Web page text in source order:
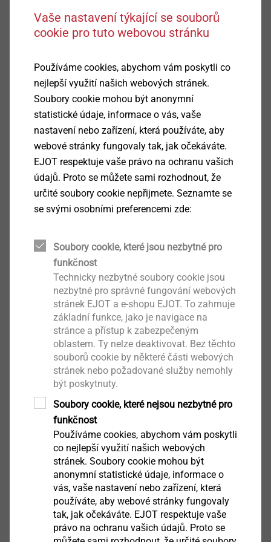
aluminium. To combat this competition, the steel
industry has recently developed a new range of
materials, such as ultra-high-strength steels, which are
automotive industry. These materials exhibit very high
strengths while also having good formability.
In order to meet the high demands of sustainability,
reducing the vehicle weight is a key strategy towards a
significant decrease of CO emissions. This push has
made the automotive industry a key driver for the
development of innovative lightweight materials.
Nowadays, this lightweight strategy is integrated into
almost all components of future vehicles. In particular,
significant contributor to weight reduction.
This dissimilar material mix can meet the highest
demands of stability and torsion resistance of the car
body. The chosen joining technology can ensure these
goals are met. These different materials must be
connected in a long-lasting and reliable way and of
course able to withstand high loads. In addition to
one-sided accessibility, the removability of the
fastener is also very important, especially with regard
to recyclability. These complex conditions are an ideal
case for using the EJOT FDS
Screw). Additional processing steps such as pre-
drilling, stamping or thread-cutting are no longer
necessary. Thanks to the increased thread
engagement of the FDS®screw in the formed
extrusion, a high-strength screw joint without any
chips is created. This screw joint can withstand high
pull-out as well as shear forces. The extruded
Link to product page
Contact Marketing
Vaše nastavení týkající se souborů
cookie pro tuto webovou stránku
Používáme cookies, abychom vám poskytli co
nejlepší využití našich webových stránek.
Soubory cookie mohou být anonymní
statistické údaje, informace o vás, vaše
nastavení nebo zařízení, která používáte, aby
webové stránky fungovaly tak, jak očekáváte.
EJOT respektuje vaše právo na ochranu vašich
údajů. Proto se můžete sami rozhodnout, že
určité soubory cookie nepřijmete. Seznamte se
se svými osobními preferencemi zde:
Soubory cookie, které jsou nezbytné pro
funkčnost
Technicky nezbytné soubory cookie jsou
nezbytné pro správné fungování webových
stránek EJOT a e-shopu EJOT. To zahrnuje
základní funkce, jako je navigace na
stránce a přístup k zabezpečeným
oblastem. Ty nelze deaktivovat. Bez těchto
souborů cookie by některé části webových
stránek nebo požadované služby nemohly
být poskytnuty.
Soubory cookie, které nejsou nezbytné pro
funkčnost
Používáme cookies, abychom vám poskytli
co nejlepší využití našich webových
stránek. Soubory cookie mohou být
anonymní statistické údaje, informace o
vás, vaše nastavení nebo zařízení, která
používáte, aby webové stránky fungovaly
tak, jak očekáváte. EJOT respektuje vaše
právo na ochranu vašich údajů. Proto se